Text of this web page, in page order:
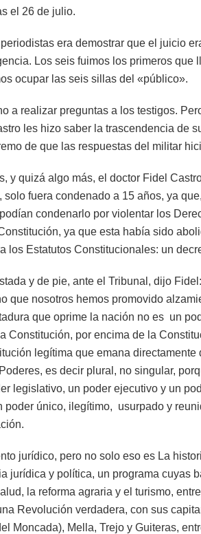
el 26 de julio.
era demostrar que el juicio
Los seis fuimos los primeros que
ocupar las seis sillas del «público».
a realizar preguntas a los testigos.
les hizo saber la trascendencia de
de que las respuestas del militar
y quizá algo más, el doctor Fidel
solo fuera condenado a 15 años, ya
condenarlo por violentar los
ya que esta había sido
los Estatutos Constitucionales: un
y de pie, ante el Tribunal, dijo
que nosotros hemos promovido
que oprime la nación no es un
Constitución, por encima de la
legítima que emana
es decir plural, no singular,
legislativo, un poder ejecutivo y un
poder único, ilegítimo, usurpado y
jurídico, pero no solo eso es La
jurídica y política, un programa cuyas
la reforma agraria y el turismo,
Revolución verdadera, con sus
Moncada), Mella, Trejo y Guiteras,